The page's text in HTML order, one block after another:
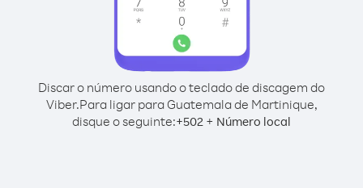
Discar o número usando o teclado de discagem do
Viber.Para ligar para Guatemala de Martinique,
disque o seguinte:+502 + Número local